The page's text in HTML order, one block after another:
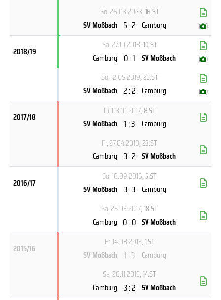
So, 26.03.2023, 16.ST
SV Moßbach 5 : 2 Camburg ( )
2018/19
Sa, 27.10.2018, 10.ST
Camburg 0 : 1 SV Moßbach ( )
So, 12.05.2019, 25.ST
SV Moßbach 2 : 2 Camburg ( )
2017/18
Di, 03.10.2017, 8.ST
SV Moßbach 1 : 3 Camburg
Fr, 27.04.2018, 23.ST
Camburg 3 : 2 SV Moßbach
2016/17
So, 18.09.2016, 5.ST
SV Moßbach 3 : 3 Camburg
Sa, 25.03.2017, 18.ST
Camburg 0 : 0 SV Moßbach
2015/16
Fr, 14.08.2015, 1.ST
SV Moßbach 1 : 3 Camburg
Sa, 28.11.2015, 14.ST
Camburg 3 : 2 SV Moßbach